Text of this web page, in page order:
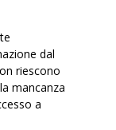
dal
riescono
mancanza
a